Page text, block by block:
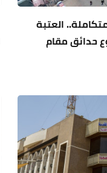
العتبة
حدائق مقام